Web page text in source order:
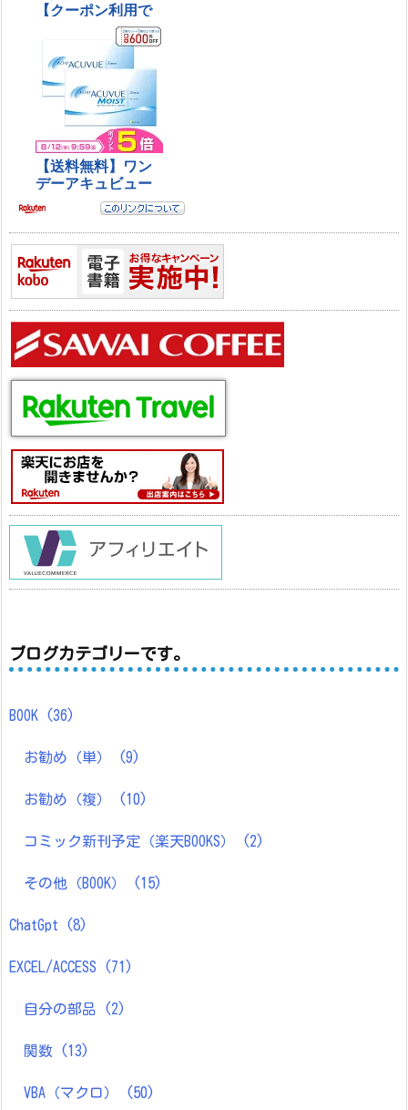
ブログカテゴリーです。
BOOK (36)
お勧め（単） (9)
お勧め（複） (10)
コミック新刊予定（楽天BOOKS） (2)
その他（BOOK） (15)
ChatGpt (8)
EXCEL/ACCESS (71)
自分の部品 (2)
関数 (13)
VBA（マクロ） (50)